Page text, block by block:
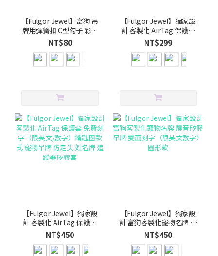
【Fulgor Jewel】富狗 吊
牌用彈簧扣 C型勾子 彩色
款
NT$80
【Fulgor Jewel】獨家設
計 客製化 AirTag 保護套
腳印款 不刻字 寵物吊牌 姓
名牌 防走失 矽膠套 寵物掛
牌
NT$299
【Fulgor Jewel】獨家設
計 客製化 AirTag 保護套
免費刻字（限英文/數字）
鑰匙圈款式 寵物吊牌 防走
失 姓名牌 追蹤器矽膠套
NT$450
【Fulgor Jewel】獨家設
計 富狗客製化寵物名牌 靜
音矽膠吊牌 雙面刻字（限
英文數字）圓形款
NT$450